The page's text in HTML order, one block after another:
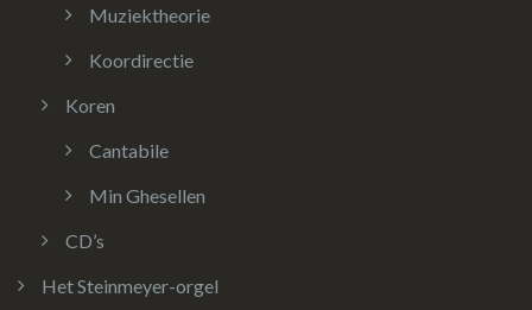
Muziektheorie
Koordirectie
Koren
Cantabile
Min Ghesellen
CD’s
Het Steinmeyer-orgel